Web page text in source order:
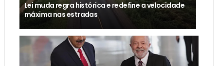
Lei muda regra histórica e redefine a velocidade
máxima nas estradas